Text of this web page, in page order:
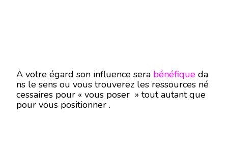
A votre égard son influence sera bénéfique da
ns le sens ou vous trouverez les ressources né
cessaires pour « vous poser » tout autant que
pour vous positionner .